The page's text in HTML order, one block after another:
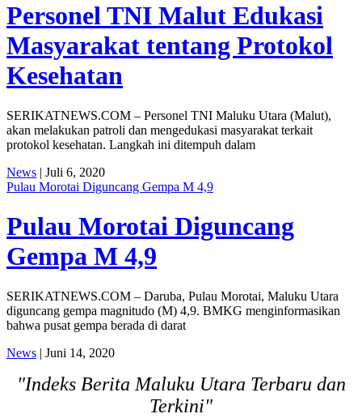
Personel TNI Malut Edukasi
Masyarakat tentang Protokol
Kesehatan
SERIKATNEWS.COM – Personel TNI Maluku Utara (Malut),
akan melakukan patroli dan mengedukasi masyarakat terkait
protokol kesehatan. Langkah ini ditempuh dalam
News | Juli 6, 2020
Pulau Morotai Diguncang Gempa M 4,9
Pulau Morotai Diguncang
Gempa M 4,9
SERIKATNEWS.COM – Daruba, Pulau Morotai, Maluku Utara
diguncang gempa magnitudo (M) 4,9. BMKG menginformasikan
bahwa pusat gempa berada di darat
News | Juni 14, 2020
"Indeks Berita Maluku Utara Terbaru dan
Terkini"